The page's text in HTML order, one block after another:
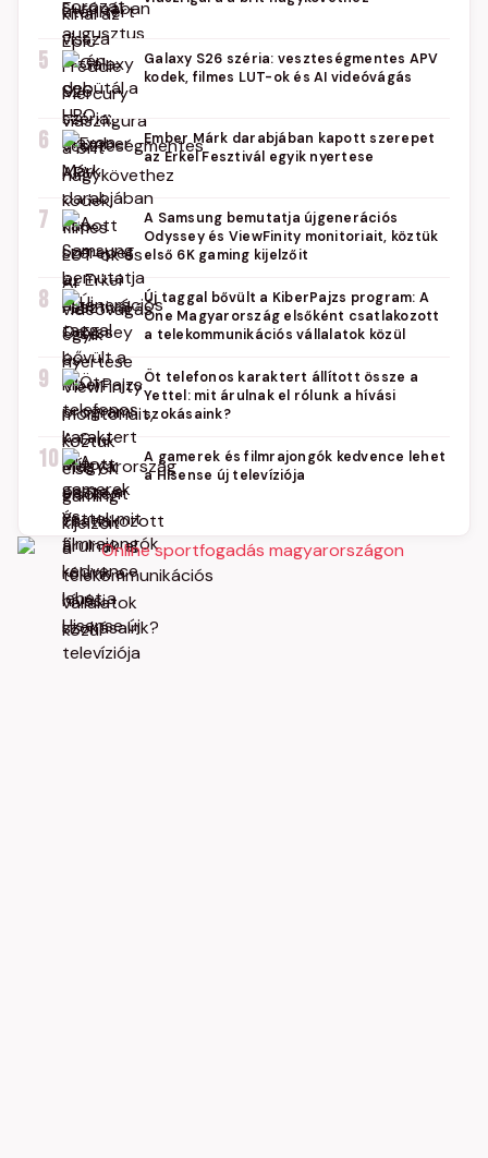
5
Galaxy S26 széria: veszteségmentes APV
kodek, filmes LUT-ok és AI videóvágás
6
Ember Márk darabjában kapott szerepet
az Erkel Fesztivál egyik nyertese
7
A Samsung bemutatja újgenerációs
Odyssey és ViewFinity monitoriait, köztük
első 6K gaming kijelzőit
8
Új taggal bővült a KiberPajzs program: A
One Magyarország elsőként csatlakozott
a telekommunikációs vállalatok közül
9
Öt telefonos karaktert állított össze a
Yettel: mit árulnak el rólunk a hívási
szokásaink?
10
A gamerek és filmrajongók kedvence lehet
a Hisense új televíziója